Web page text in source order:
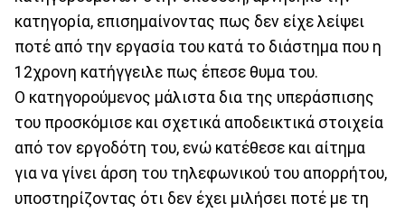
κατηγορία, επισημαίνοντας πως δεν είχε λείψει
ποτέ από την εργασία του κατά το διάστημα που η
12χρονη κατήγγειλε πως έπεσε θυμα του.
Ο κατηγορούμενος μάλιστα δια της υπεράσπισης
του προσκόμισε και σχετικά αποδεικτικά στοιχεία
από τον εργοδότη του, ενώ κατέθεσε και αίτημα
για να γίνει άρση του τηλεφωνικού του απορρήτου,
υποστηρίζοντας ότι δεν έχει μιλήσει ποτέ με τη